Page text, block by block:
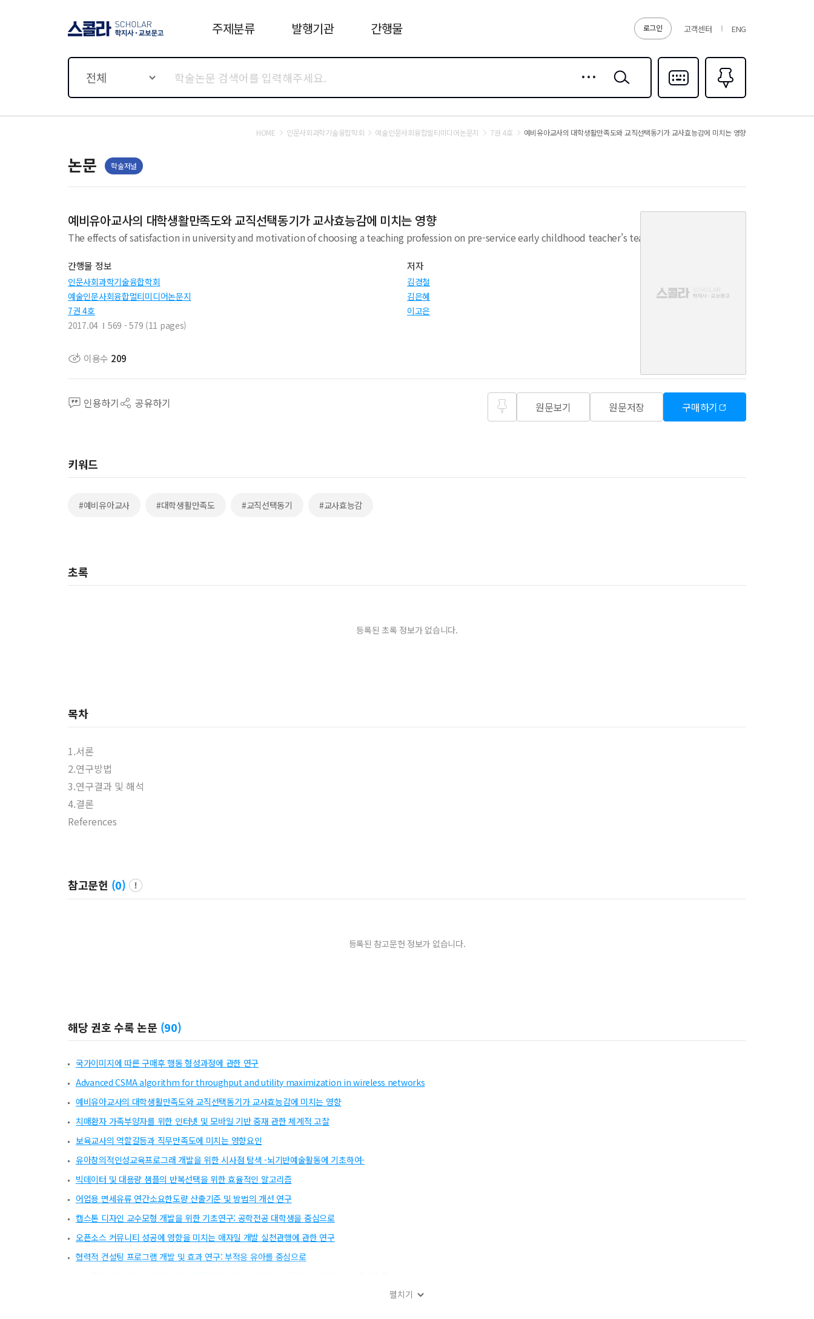
로그인 고객센터 ENG
주제분류 발행기관 간행물
전체
검색
다국어입력
즐겨찾기0
HOME 인문사회과학기술융합학회 예술인문사회융합멀티미디어논문지 7권 4호 예비유아교사의 대학생활만족도와 교직선택동기가 교사효능감에 미치는 영향
논문 학술저널
예비유아교사의 대학생활만족도와 교직선택동기가 교사효능감에 미치는 영향
The effects of satisfaction in university and motivation of choosing a teaching profession on pre-service early childhood teacher's teacher efficacy
간행물 정보
인문사회과학기술융합학회
예술인문사회융합멀티미디어논문지
7권 4호
2017.04
569 - 579 (11 pages)
저자
김경철
김은혜
이고은
이용수 209
인용하기 공유하기 원문보기 원문저장 구매하기
키워드
#예비유아교사 #대학생활만족도 #교직선택동기 #교사효능감
초록
등록된 초록 정보가 없습니다.
목차
1.서론
2.연구방법
3.연구결과 및 해석
4.결론
References
참고문헌 (0)
등록된 참고문헌 정보가 없습니다.
해당 권호 수록 논문 (90)
국가이미지에 따른 구매후 행동 형성과정에 관한 연구
Advanced CSMA algorithm for throughput and utility maximization in wireless networks
예비유아교사의 대학생활만족도와 교직선택동기가 교사효능감에 미치는 영향
치매환자 가족부양자를 위한 인터넷 및 모바일 기반 중재 관한 체계적 고찰
보육교사의 역할갈등과 직무만족도에 미치는 영향요인
유아창의적인성교육프로그래 개발을 위한 시사점 탐색 -뇌기반예술활동에 기초하여-
빅데이터 및 대용량 샘플의 반복선택을 위한 효율적인 알고리즘
어업용 면세유류 연간소요한도량 산출기준 및 방법의 개선 연구
캡스톤 디자인 교수모형 개발을 위한 기초연구: 공학전공 대학생을 중심으로
오픈소스 커뮤니티 성공에 영향을 미치는 애자일 개발 실천관행에 관한 연구
협력적 컨설팅 프로그램 개발 및 효과 연구: 부적응 유아를 중심으로
펼치기